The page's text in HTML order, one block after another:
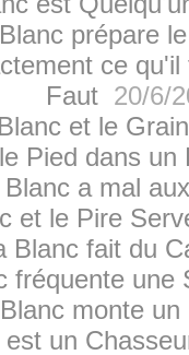
prépare
ce
Faut20/6/
et le
Pied dans un
Blanc a mal
et le Pire
Blanc fait du
fréquente une
monte un
est un